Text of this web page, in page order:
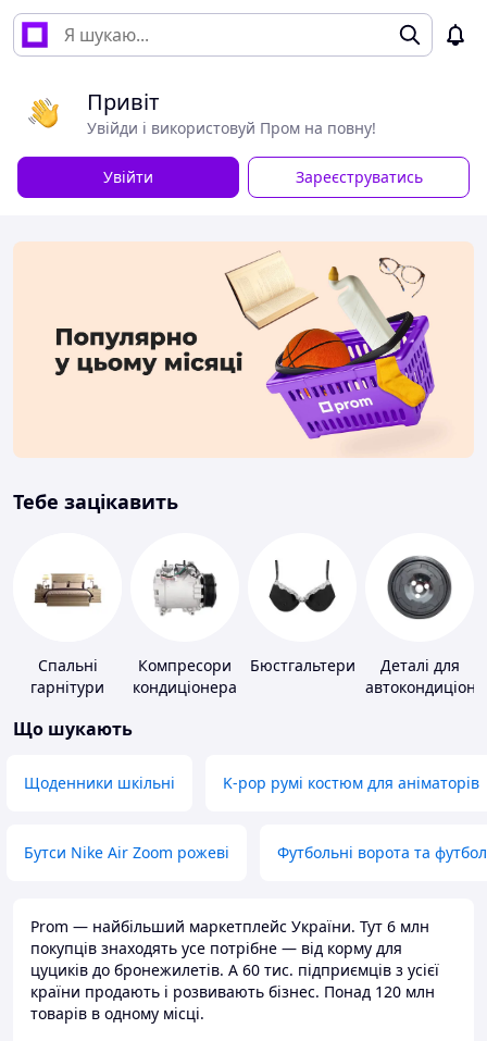
Привіт
Увійди і використовуй Пром на повну!
Увійти Зареєструватись
Тебе зацікавить
Спальні
гарнітури
Компресори
кондиціонера
Бюстгальтери
Деталі для
Що шукають
Щоденники шкільні K-pop румі костюм для аніматорів
Бутси Nike Air Zoom рожеві Футбольні ворота та
Prom — найбільший маркетплейс України. Тут 6 млн
покупців знаходять усе потрібне — від корму для
цуциків до бронежилетів. А 60 тис. підприємців з усієї
країни продають і розвивають бізнес. Понад 120 млн
товарів в одному місці.